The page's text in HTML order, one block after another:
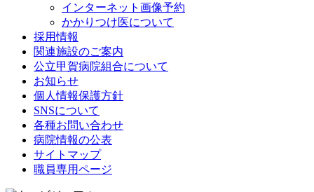
インターネット画像予約
かかりつけ医について
採用情報
関連施設のご案内
公立甲賀病院組合について
お知らせ
個人情報保護方針
SNSについて
各種お問い合わせ
病院情報の公表
サイトマップ
職員専用ページ